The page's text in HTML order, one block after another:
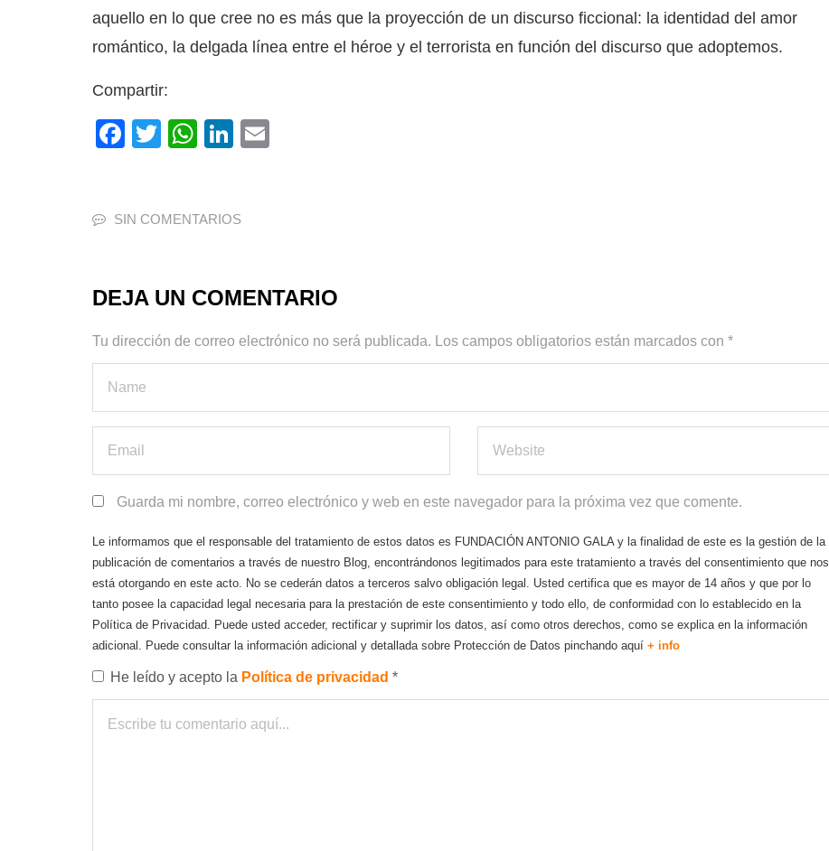
aquello en lo que cree no es más que la proyección de un discurso ficcional: la identidad del amor
romántico, la delgada línea entre el héroe y el terrorista en función del discurso que adoptemos.
Compartir:
F
e
o
k
T
er
W
s
p
Li
e
SIN COMENTARIOS
DEJA UN COMENTARIO
Tu dirección de correo electrónico no será publicada. Los campos obligatorios están marcados con *
Guarda mi nombre, correo electrónico y web en este navegador para la próxima vez que comente.
Le informamos que el responsable del tratamiento de estos datos es FUNDACIÓN ANTONIO GALA y la finalidad de este es la gestión de la
publicación de comentarios a través de nuestro Blog, encontrándonos legitimados para este tratamiento a través del consentimiento que nos
está otorgando en este acto. No se cederán datos a terceros salvo obligación legal. Usted certifica que es mayor de 14 años y que por lo
tanto posee la capacidad legal necesaria para la prestación de este consentimiento y todo ello, de conformidad con lo establecido en la
Política de Privacidad. Puede usted acceder, rectificar y suprimir los datos, así como otros derechos, como se explica en la información
adicional. Puede consultar la información adicional y detallada sobre Protección de Datos pinchando aquí + info
He leído y acepto la Política de privacidad *